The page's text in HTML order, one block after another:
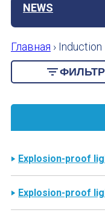
NEWS
Главная › Induction
Explosion-proof
Explosion-proof